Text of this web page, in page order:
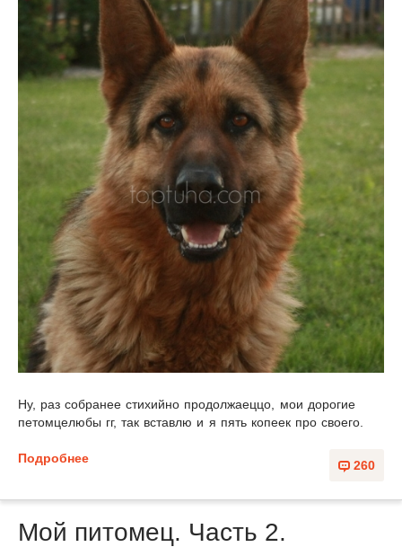
Ну, раз собранее стихийно продолжаеццо, мои дорогие
петомцелюбы гг, так вставлю и я пять копеек про своего.
260
Подробнее
Мой питомец. Часть 2.